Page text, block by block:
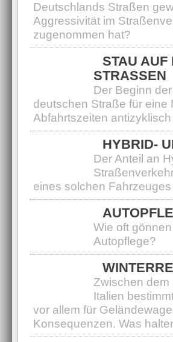
Deutschlands Straßen
Aggressivität im
zugenommen hat?
STAU AUF
STRASSEN
Der Beginn
deutschen Straße für eine
Abfahrtszeiten
HYBRID-
Der Anteil an
eines solchen
Wie oft
Autopflege?
Zwischen dem
Italien
vor allem für
Konsequenzen. Was